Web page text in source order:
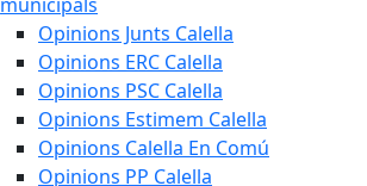
Opinions Junts Calella
Opinions ERC Calella
Opinions PSC Calella
Opinions Estimem Calella
Opinions Calella En Comú
Opinions PP Calella